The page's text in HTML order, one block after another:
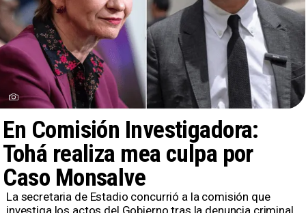
En Comisión Investigadora:
Tohá realiza mea culpa por
Caso Monsalve
​La secretaria de Estadio concurrió a la comisión que